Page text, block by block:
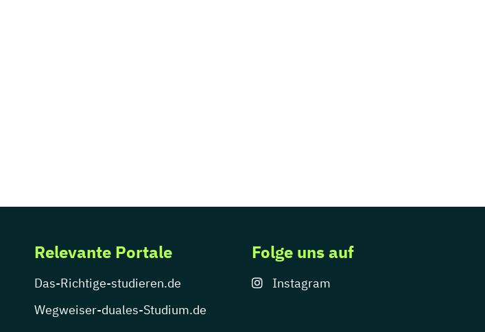
Relevante Portale
Das-Richtige-studieren.de
Wegweiser-duales-Studium.de
Folge uns auf
Instagram